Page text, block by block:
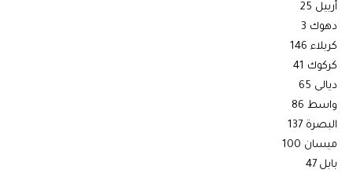
أربيل 25
دهوك 3
كربلاء 146
كركوك 41
ديالى 65
واسط 86
البصرة 137
ميسان 100
بابل 47